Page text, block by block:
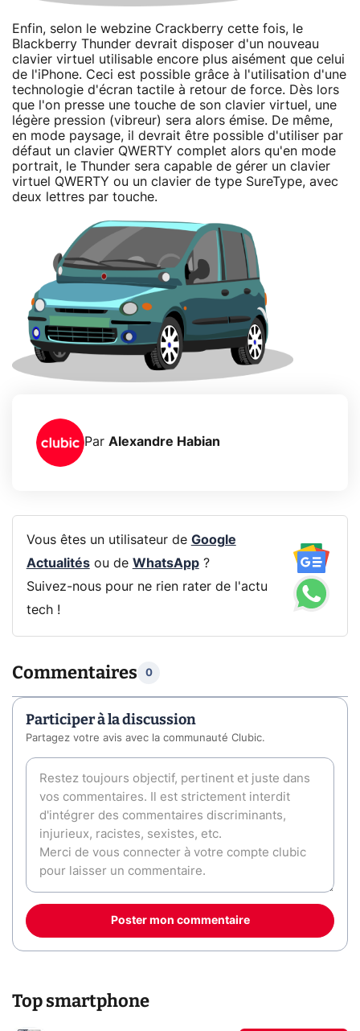
Enfin, selon le webzine Crackberry cette fois, le
Blackberry Thunder devrait disposer d'un nouveau
clavier virtuel utilisable encore plus aisément que celui
de l'iPhone. Ceci est possible grâce à l'utilisation d'une
technologie d'écran tactile à retour de force. Dès lors
que l'on presse une touche de son clavier virtuel, une
légère pression (vibreur) sera alors émise. De même,
en mode paysage, il devrait être possible d'utiliser par
défaut un clavier QWERTY complet alors qu'en mode
portrait, le Thunder sera capable de gérer un clavier
virtuel QWERTY ou un clavier de type SureType, avec
deux lettres par touche.
Par Alexandre Habian
Vous êtes un utilisateur de Google
Actualitésou de WhatsApp?
Suivez-nous pour ne rien rater de l'actu
tech !
Commentaires 0
Participer à la discussion
Partagez votre avis avec la communauté Clubic.
Poster mon commentaire
Top smartphone